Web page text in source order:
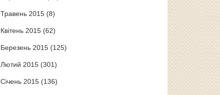
Травень 2015(8)
Квітень 2015(62)
Березень 2015(125)
Лютий 2015(301)
Січень 2015(136)